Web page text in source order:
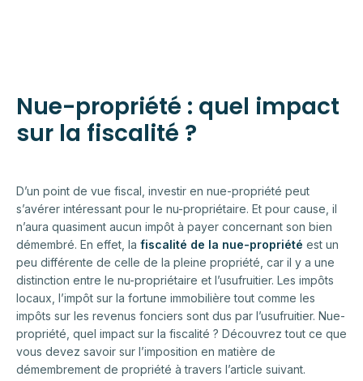
Nue-propriété : quel impact
sur la fiscalité ?
D’un point de vue fiscal, investir en nue-propriété peut
s’avérer intéressant pour le nu-propriétaire. Et pour cause, il
n’aura quasiment aucun impôt à payer concernant son bien
démembré. En effet, la fiscalité de la nue-propriété est un
peu différente de celle de la pleine propriété, car il y a une
distinction entre le nu-propriétaire et l’usufruitier. Les impôts
locaux, l’impôt sur la fortune immobilière tout comme les
impôts sur les revenus fonciers sont dus par l’usufruitier. Nue-
propriété, quel impact sur la fiscalité ? Découvrez tout ce que
vous devez savoir sur l’imposition en matière de
démembrement de propriété à travers l’article suivant.